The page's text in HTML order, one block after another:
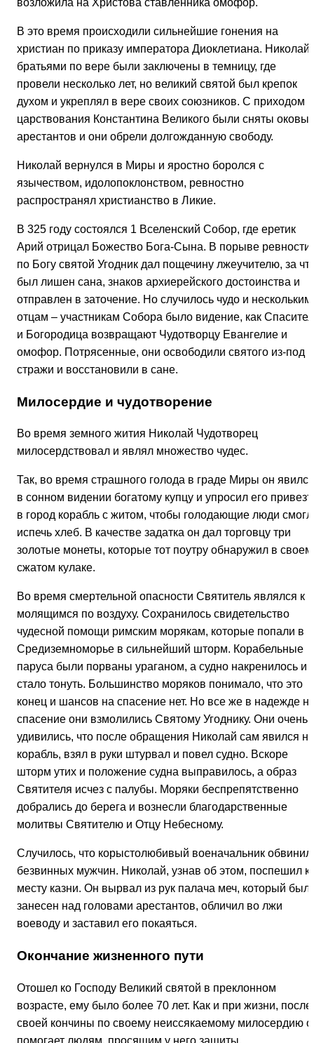
В это время происходили сильнейшие гонения на
христиан по приказу императора Диоклетиана. Николай
братьями по вере были заключены в темницу, где
провели несколько лет, но великий святой был крепок
духом и укреплял в вере своих союзников. С приходом
царствования Константина Великого были сняты оковы
арестантов и они обрели долгожданную свободу.
Николай вернулся в Миры и яростно боролся с
язычеством, идолопоклонством, ревностно
распространял христианство в Ликие.
В 325 году состоялся 1 Вселенский Собор, где еретик
Арий отрицал Божество Бога-Сына. В порыве ревности
по Богу святой Угодник дал пощечину лжеучителю, за
был лишен сана, знаков архиерейского достоинства и
отправлен в заточение. Но случилось чудо и нескольким
отцам – участникам Собора было видение, как
и Богородица возвращают Чудотворцу Евангелие и
омофор. Потрясенные, они освободили святого из-под
стражи и восстановили в сане.
Милосердие и чудотворение
Во время земного жития Николай Чудотворец
милосердствовал и являл множество чудес.
Так, во время страшного голода в граде Миры он явился
в сонном видении богатому купцу и упросил его
в город корабль с житом, чтобы голодающие люди
испечь хлеб. В качестве задатка он дал торговцу три
золотые монеты, которые тот поутру обнаружил в своем
сжатом кулаке.
Во время смертельной опасности Святитель являлся к
молящимся по воздуху. Сохранилось свидетельство
чудесной помощи римским морякам, которые попали в
Средиземноморье в сильнейший шторм. Корабельные
паруса были порваны ураганом, а судно накренилось и
стало тонуть. Большинство моряков понимало, что это
конец и шансов на спасение нет. Но все же в надежде
спасение они взмолились Святому Угоднику. Они очень
удивились, что после обращения Николай сам явился на
корабль, взял в руки штурвал и повел судно. Вскоре
шторм утих и положение судна выправилось, а образ
Святителя исчез с палубы. Моряки беспрепятственно
добрались до берега и вознесли благодарственные
молитвы Святителю и Отцу Небесному.
Случилось, что корыстолюбивый военачальник обвинил
безвинных мужчин. Николай, узнав об этом, поспешил к
месту казни. Он вырвал из рук палача меч, который был
занесен над головами арестантов, обличил во лжи
воеводу и заставил его покаяться.
Окончание жизненного пути
Отошел ко Господу Великий святой в преклонном
возрасте, ему было более 70 лет. Как и при жизни, после
своей кончины по своему неиссякаемому милосердию
помогает людям, просящим у него защиты.